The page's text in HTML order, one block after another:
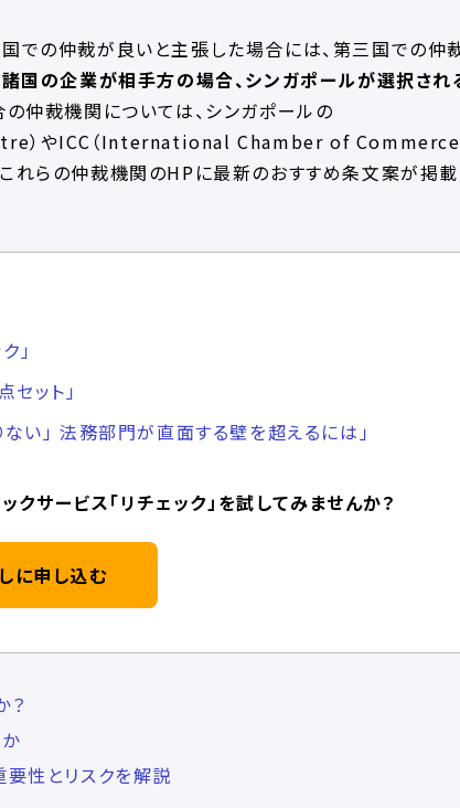
での仲裁が良いと主張した場合には、第三国での仲
諸国の企業が相手方の場合、シンガポールが選択され
仲裁機関については、シンガポールの
やICC（International Chamber of Commerce
れらの仲裁機関のHPに最新のおすすめ条文案が掲載
」
ット」
い」​ 法務部門が直面する壁を超えるには」
サービス「リチェック」を試してみませんか？
に申し込む
？
要性とリスクを解説